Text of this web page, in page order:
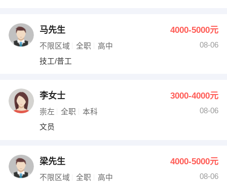
马先生 4000-5000元
不限区域 全职 高中
08-06
技工/普工
李女士 3000-4000元
崇左 全职 本科
08-06
文员
梁先生 4000-5000元
不限区域 全职 高中
08-06